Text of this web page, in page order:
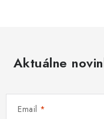
i
Aktuálne
Email